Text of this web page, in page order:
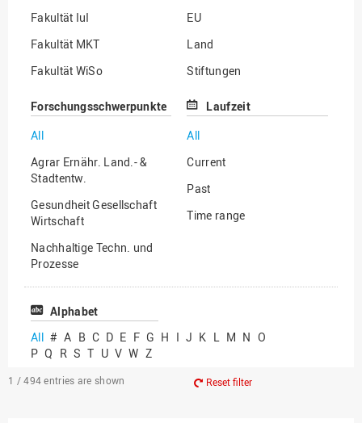
Fakultät IuI
Fakultät MKT
Fakultät WiSo
EU
Land
Stiftungen
Sonstige
Forschungsschwerpunkte
All
Agrar Ernähr. Land.- &
Stadtentw.
Gesundheit Gesellschaft
Wirtschaft
Nachhaltige Techn. und
Prozesse
Vielfältiges Forschen
Laufzeit
All
Current
Past
Time range
Alphabet
All # A B C D E F G H I J K L M N O
P Q R S T U V W Z
1 / 494 entries are shown Reset filter